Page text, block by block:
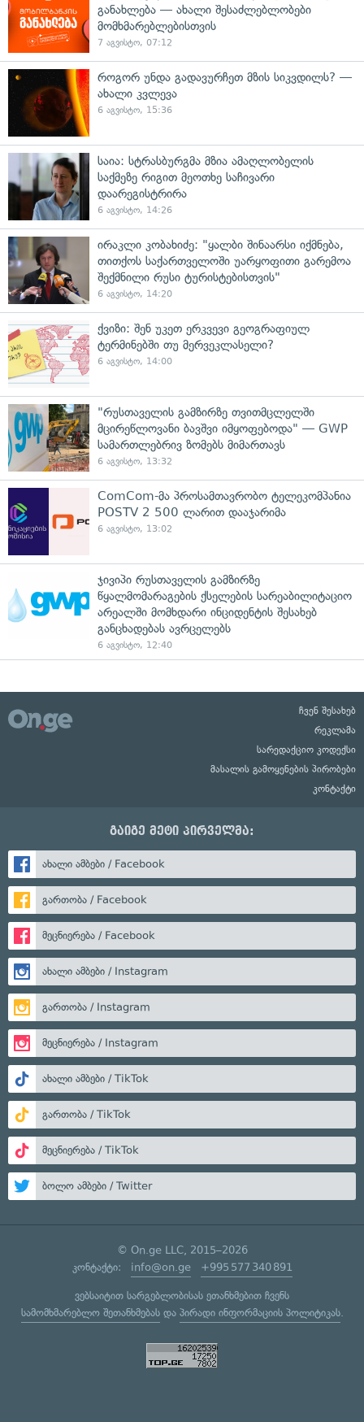
განახლება — ახალი შესაძლებლობები
მომხმარებლებისთვის
7 აგვისტო, 07:12
როგორ უნდა გადავურჩეთ მზის სიკვდილს? —
ახალი კვლევა
6 აგვისტო, 15:36
საია: სტრასბურგმა მზია ამაღლობელის
საქმეზე რიგით მეოთხე საჩივარი
დაარეგისტრირა
6 აგვისტო, 14:26
ირაკლი კობახიძე: "ყალბი შინაარსი იქმნება,
თითქოს საქართველოში უარყოფითი გარემოა
შექმნილი რუსი ტურისტებისთვის"
6 აგვისტო, 14:20
ქვიზი: შენ უკეთ ერკვევი გეოგრაფიულ
ტერმინებში თუ მერვეკლასელი?
6 აგვისტო, 14:00
"რუსთაველის გამზირზე თვითმცლელში
მცირეწლოვანი ბავშვი იმყოფებოდა" — GWP
სამართლებრივ ზომებს მიმართავს
6 აგვისტო, 13:32
ComCom-მა პროსამთავრობო ტელეკომპანია
POSTV 2 500 ლარით დააჯარიმა
6 აგვისტო, 13:02
ჯივიპი რუსთაველის გამზირზე
წყალმომარაგების ქსელების სარეაბილიტაციო
არეალში მომხდარი ინციდენტის შესახებ
განცხადებას ავრცელებს
6 აგვისტო, 12:40
ჩვენ შესახებ
რეკლამა
სარედაქციო კოდექსი
მასალის გამოყენების პირობები
კონტაქტი
გაიგე მეტი პირველმა:
ახალი ამბები / Facebook
გართობა / Facebook
მეცნიერება / Facebook
ახალი ამბები / Instagram
გართობა / Instagram
მეცნიერება / Instagram
ახალი ამბები / TikTok
გართობა / TikTok
მეცნიერება / TikTok
ბოლო ამბები / Twitter
© On.ge LLC, 2015–2026
კონტაქტი: info@on.ge +995 577 340 891
ვებსაიტით სარგებლობისას ეთანხმებით ჩვენს
სამომხმარებლო შეთანხმებასდა პირადი ინფორმაციის პოლიტიკას.